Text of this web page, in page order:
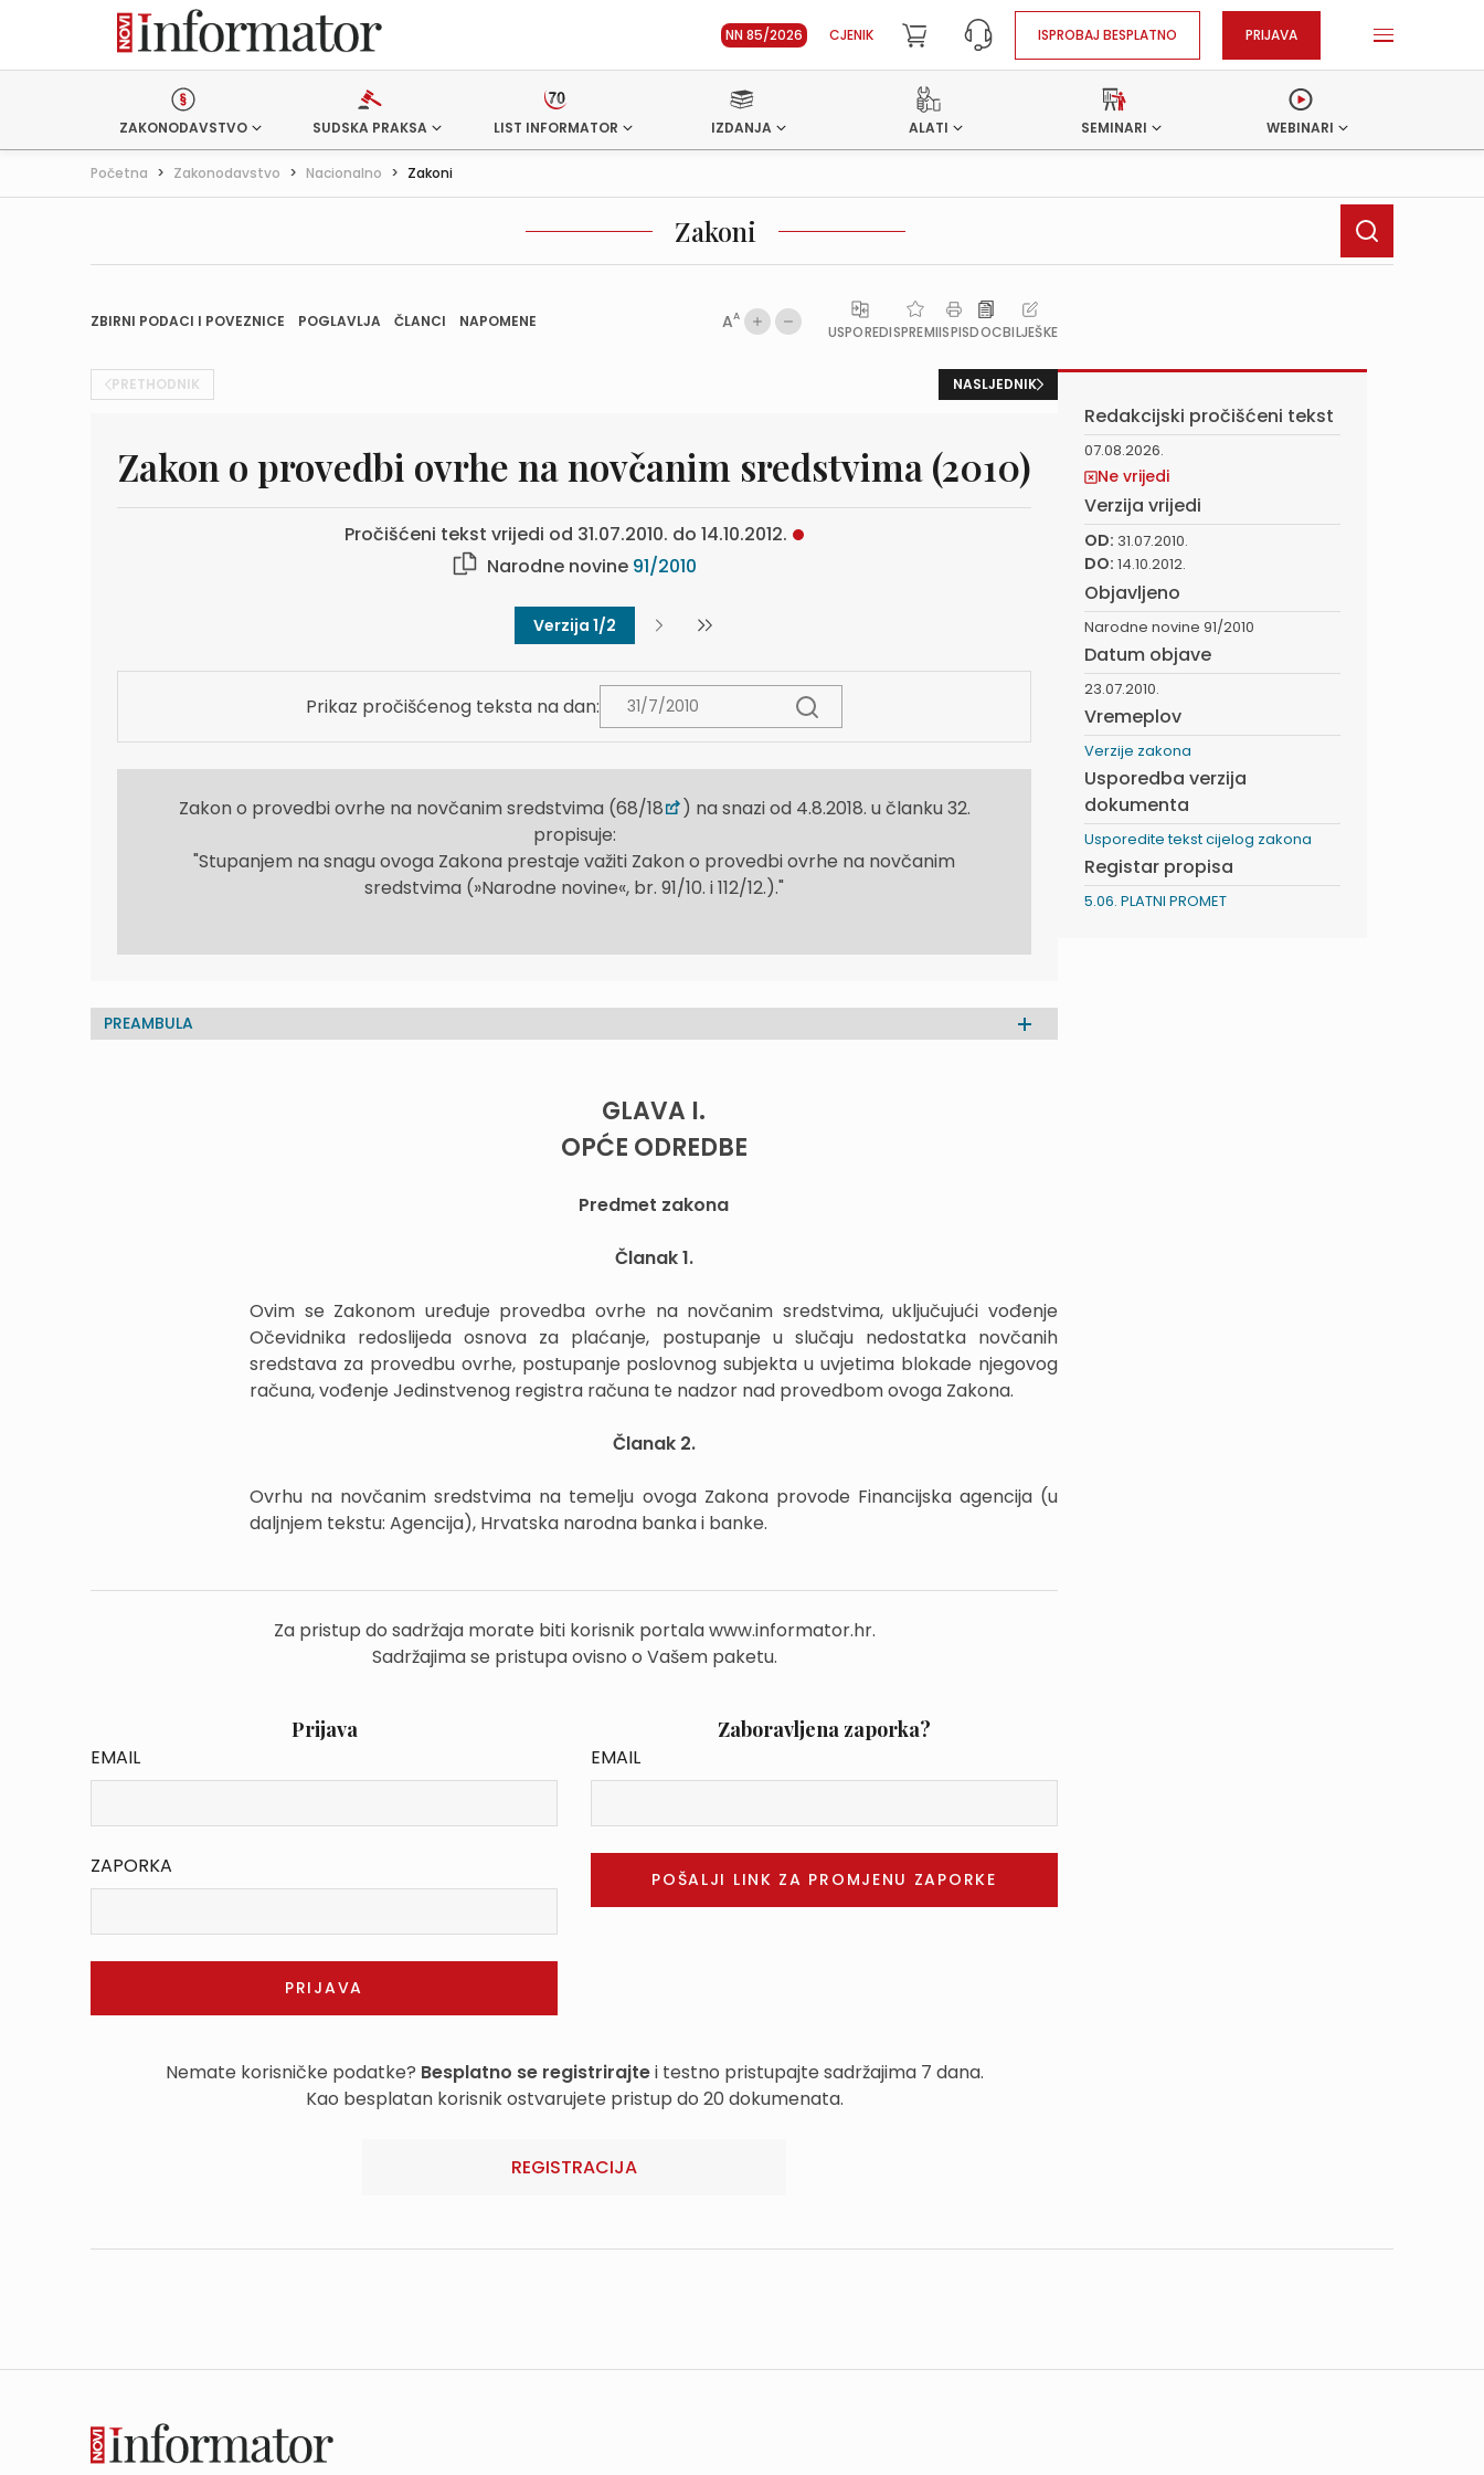
NN 85/2026 CJENIK ISPROBAJ BESPLATNO PRIJAVA
ZAKONODAVSTVO SUDSKA PRAKSA LIST INFORMATOR IZDANJA ALATI SEMINARI WEBINARI
Početna > Zakonodavstvo > Nacionalno > Zakoni
Zakoni
ZBIRNI PODACI I POVEZNICE POGLAVLJA ČLANCI NAPOMENE AA
USPOREDISPREMIISPISDOCBILJEŠKE
PRETHODNIK NASLJEDNIK
Zakon o provedbi ovrhe na novčanim sredstvima (2010)
Pročišćeni tekst vrijedi od 31.07.2010. do 14.10.2012.
Narodne novine 91/2010
Verzija 1/2
Prikaz pročišćenog teksta na dan:
Zakon o provedbi ovrhe na novčanim sredstvima (68/18
) na snazi od 4.8.2018. u članku 32.
propisuje:
"Stupanjem na snagu ovoga Zakona prestaje važiti Zakon o provedbi ovrhe na novčanim
sredstvima (»Narodne novine«, br. 91/10. i 112/12.)."
PREAMBULA
GLAVA I.
OPĆE ODREDBE
Predmet zakona
Članak 1.
Ovim se Zakonom uređuje provedba ovrhe na novčanim sredstvima, uključujući vođenje
Očevidnika redoslijeda osnova za plaćanje, postupanje u slučaju nedostatka novčanih
sredstava za provedbu ovrhe, postupanje poslovnog subjekta u uvjetima blokade njegovog
računa, vođenje Jedinstvenog registra računa te nadzor nad provedbom ovoga Zakona.
Članak 2.
Ovrhu na novčanim sredstvima na temelju ovoga Zakona provode Financijska agencija (u
daljnjem tekstu: Agencija), Hrvatska narodna banka i banke.
Za pristup do sadržaja morate biti korisnik portala www.informator.hr.
Sadržajima se pristupa ovisno o Vašem paketu.
Prijava
EMAIL
ZAPORKA
Zaboravljena zaporka?
EMAIL
Nemate korisničke podatke? Besplatno se registrirajtei testno pristupajte sadržajima 7 dana.
Kao besplatan korisnik ostvarujete pristup do 20 dokumenata.
REGISTRACIJA
Redakcijski pročišćeni tekst
07.08.2026.
Ne vrijedi
Verzija vrijedi
OD: 31.07.2010.
DO: 14.10.2012.
Objavljeno
Narodne novine 91/2010
Datum objave
23.07.2010.
Vremeplov
Verzije zakona
Usporedba verzija
dokumenta
Usporedite tekst cijelog zakona
Registar propisa
5.06. PLATNI PROMET